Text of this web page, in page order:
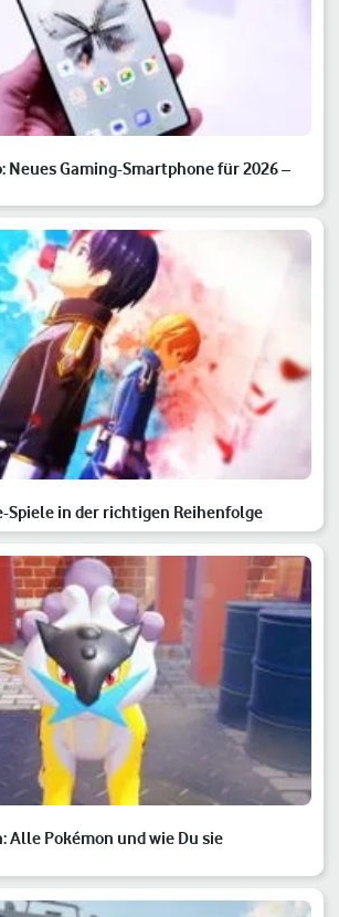
Neues Gaming-Smartphone für 2026 –
in der richtigen Reihenfolge
Alle Pokémon und wie Du sie